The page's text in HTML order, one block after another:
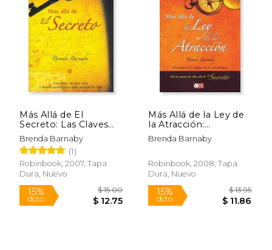
interesados en el crecimiento personal.
Más Allá de El
Secreto: Las Claves
del Best Seller Y
Nuevas Revelaciones
Para Mejorar Tu Vida
Brenda Barnaby
(1)
Robinbook, 2007, Tapa
Dura, Nuevo
Más Allá de la Ley de
la Atracción:
Descubre Las Reglas
de la Excelencia
Brenda Barnaby
Robinbook, 2008, Tapa
Dura, Nuevo